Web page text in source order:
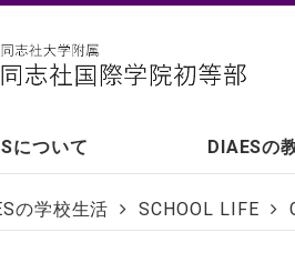
について DIAESの
の学校生活 SCHOOL LIFE